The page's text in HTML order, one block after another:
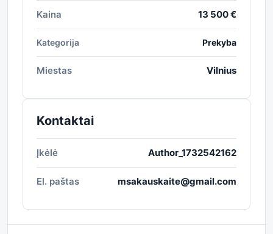
Kaina 13 500 €
Kategorija Prekyba
Miestas Vilnius
Kontaktai
Įkėlė Author_1732542162
El. paštas msakauskaite@gmail.com